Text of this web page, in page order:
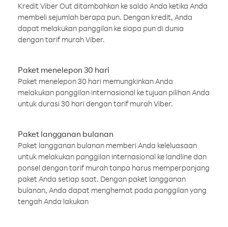
Kredit Viber Out ditambahkan ke saldo Anda ketika Anda
membeli sejumlah berapa pun. Dengan kredit, Anda
dapat melakukan panggilan ke siapa pun di dunia
dengan tarif murah Viber.
Paket menelepon 30 hari
Paket menelepon 30 hari memungkinkan Anda
melakukan panggilan internasional ke tujuan pilihan Anda
untuk durasi 30 hari dengan tarif murah Viber.
Paket langganan bulanan
Paket langganan bulanan memberi Anda keleluasaan
untuk melakukan panggilan internasional ke landline dan
ponsel dengan tarif murah tanpa harus memperpanjang
paket Anda setiap saat. Dengan paket langganan
bulanan, Anda dapat menghemat pada panggilan yang
tengah Anda lakukan